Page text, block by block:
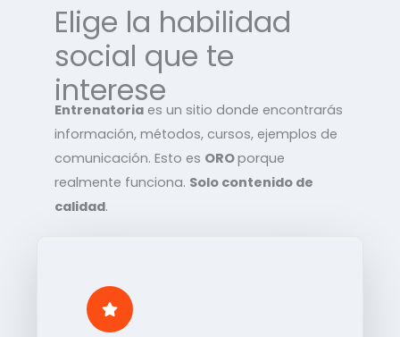
Elige la habilidad
social que te
interese
Entrenatoria es un sitio donde encontrarás
información, métodos, cursos, ejemplos de
comunicación. Esto es OROporque
realmente funciona. Solo contenido de
calidad.